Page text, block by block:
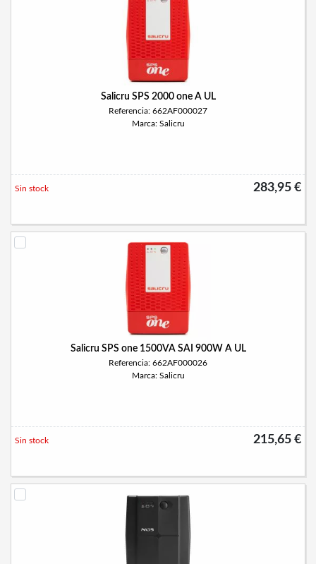
Salicru SPS 2000 one A UL
Referencia: 662AF000027
Marca: Salicru
283,95 €
Sin stock
Salicru SPS one 1500VA SAI 900W A UL
Referencia: 662AF000026
Marca: Salicru
215,65 €
Sin stock